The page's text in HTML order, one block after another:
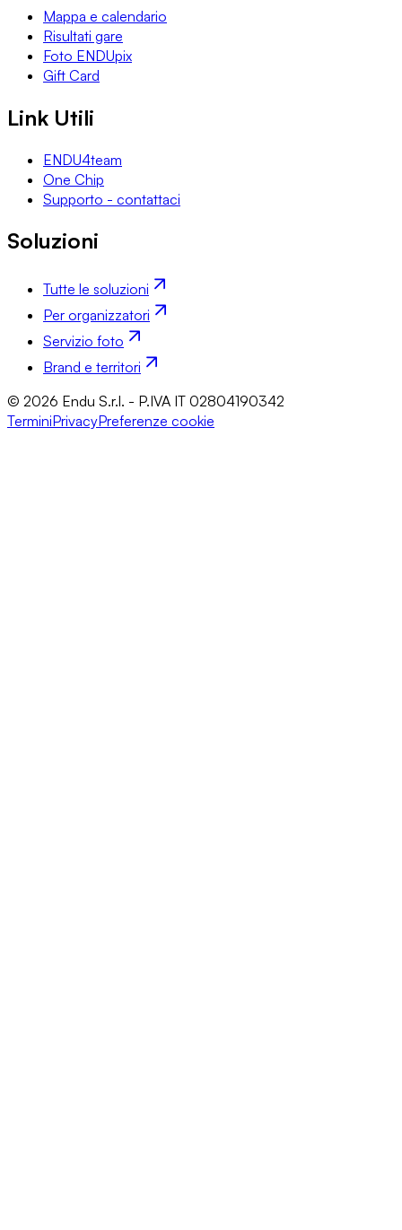
Mappa e calendario
Risultati gare
Foto ENDUpix
Gift Card
Link Utili
ENDU4team
One Chip
Supporto - contattaci
Soluzioni
Tutte le soluzioni
Per organizzatori
Servizio foto
Brand e territori
© 2026 Endu S.r.l. - P.IVA IT 02804190342
TerminiPrivacyPreferenze cookie